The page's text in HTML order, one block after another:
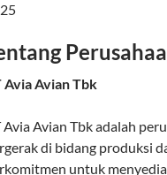
Avia Avian Tbk
Avia Avian Tbk adalah
di bidang produksi
untuk